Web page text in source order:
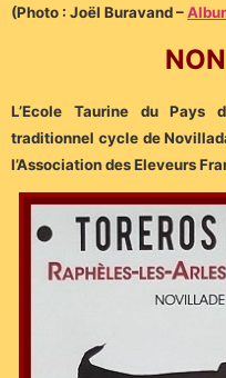
(Photo : Joël Buravand –
L’Ecole Taurine du Pays
traditionnel cycle de
l’Association des Eleveurs